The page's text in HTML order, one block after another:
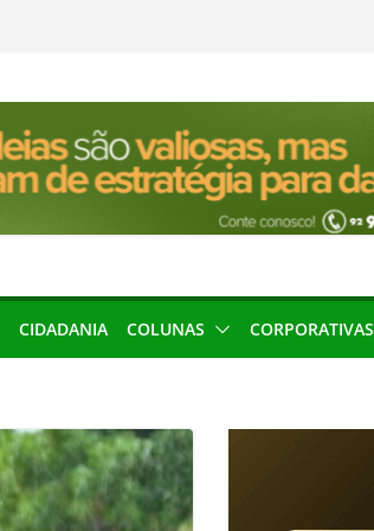
CIDADANIA COLUNAS CORPORATIVAS